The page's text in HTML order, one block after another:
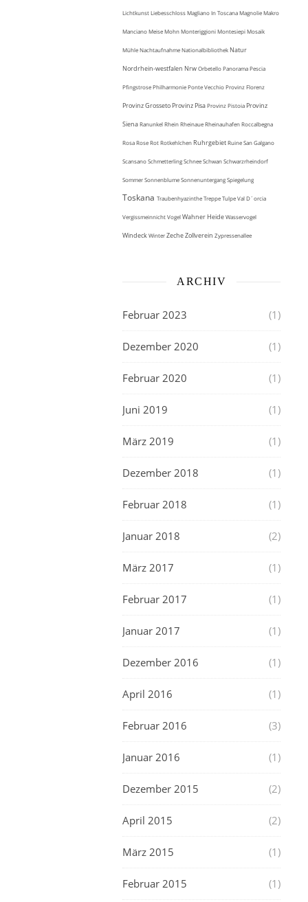
LichtkunstLiebesschlossMagliano In ToscanaMagnolieMakro
MancianoMeiseMohnMonteriggioniMontesiepiMosaik
MühleNachtaufnahmeNationalbibliothek Natur
Nordrhein-westfalen NrwOrbetelloPanoramaPescia
PfingstrosePhilharmoniePonte VecchioProvinz Florenz
Provinz Grosseto Provinz PisaProvinz Pistoia Provinz
SienaRanunkelRheinRheinaueRheinauhafenRoccalbegna
RosaRoseRotRotkehlchen RuhrgebietRuineSan Galgano
ScansanoSchmetterlingSchneeSchwanSchwarzrheindorf
SommerSonnenblumeSonnenuntergangSpiegelung
Toskana TraubenhyazintheTreppeTulpeVal D´orcia
VergissmeinnichtVogelWahner HeideWasservogel
WindeckWinterZeche Zollverein Zypressenallee
ARCHIV
Februar 2023 (1)
Dezember 2020 (1)
Februar 2020 (1)
Juni 2019 (1)
März 2019 (1)
Dezember 2018 (1)
Februar 2018 (1)
Januar 2018 (2)
März 2017 (1)
Februar 2017 (1)
Januar 2017 (1)
Dezember 2016 (1)
April 2016 (1)
Februar 2016 (3)
Januar 2016 (1)
Dezember 2015 (2)
April 2015 (2)
März 2015 (1)
Februar 2015 (1)